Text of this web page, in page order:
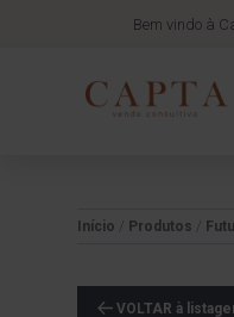
Bem vindo à
Início Produtos
VOLTAR à